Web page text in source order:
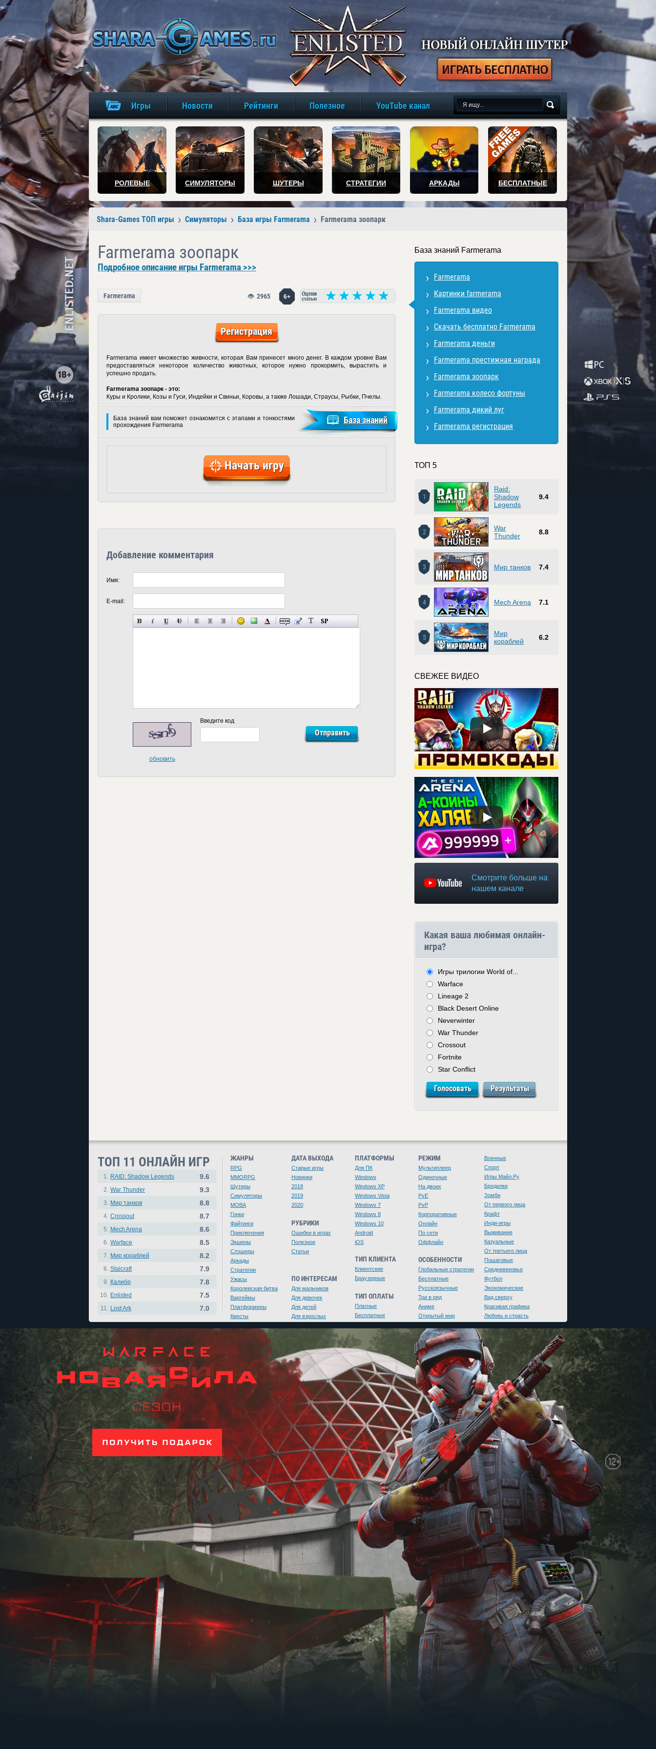
игры онлайн бесплатно
Игры Новости Рейтинги Полезное YouTube канал
РОЛЕВЫЕ СИМУЛЯТОРЫ ШУТЕРЫ СТРАТЕГИИ АРКАДЫ БЕСПЛАТНЫЕ
Shara-Games ТОП игры Симуляторы База игры Farmerama Farmerama зоопарк
Farmerama зоопарк
Подробное описание игры Farmerama >>>
Farmerama 6+
2965
Регистрация
Farmerama имеет множество живности, которая Вам принесет много денег. В каждом уровне Вам
предоставляться некоторое количество животных, которое нужно прокормить, вырастить и
успешно продать.
Farmerama зоопарк - это:
Куры и Кролики, Козы и Гуси, Индейки и Свиньи, Коровы, а также Лошади, Страусы, Рыбки, Пчелы.
База знаний вам поможет ознакомится с этапами и тонкостями
прохождения Farmerama
База знаний
Начать игру
Добавление комментария
Имя:
E-mail:
обновить
Введите код
База знаний Farmerama
Farmerama
Картинки farmerama
Farmerama видео
Скачать бесплатно Farmerama
Farmerama деньги
Farmerama престижная награда
Farmerama зоопарк
Farmerama колесо фортуны
Farmerama дикий луг
Farmerama регистрация
ТОП 5
1
Raid:
Shadow
Legends
9.4
2
War
Thunder
8.8
3 Мир танков 7.4
4 Mech Arena 7.1
5
Мир
кораблей
6.2
СВЕЖЕЕ ВИДЕО
Смотрите больше на
нашем канале
Какая ваша любимая онлайн-
игра?
Игры трилогии World of...
Warface
Lineage 2
Black Desert Online
Neverwinter
War Thunder
Crossout
Fortnite
Star Conflict
ТОП 11 ОНЛАЙН ИГР
1. RAID: Shadow Legends 9.6
2. War Thunder 9.3
3. Мир танков 8.8
4. Crossout 8.7
5. Mech Arena 8.6
6. Warface 8.5
7. Мир кораблей 8.2
8. Stalcraft 7.9
9. Калибр 7.8
10. Enlisted 7.5
11. Lost Ark 7.0
ЖАНРЫ
RPG
MMORPG
Шутеры
Симуляторы
MOBA
Гонки
Файтинги
Приключения
Экшены
Слэшеры
Аркады
Стратегии
Ужасы
Королевская битва
Варгеймы
Платформеры
Квесты
ДАТА ВЫХОДА
Старые игры
Новинки
2018
2019
2020
РУБРИКИ
Ошибки в играх
Полезное
Статьи
ПО ИНТЕРЕСАМ
Для мальчиков
Для девочек
Для детей
Для взрослых
ПЛАТФОРМЫ
Для ПК
Windows
Windows XP
Windows Vista
Windows 7
Windows 8
Windows 10
Android
iOS
ТИП КЛИЕНТА
Клиентские
Браузерные
ТИП ОПЛАТЫ
Платные
Бесплатные
РЕЖИМ
Мультиплеер
Одиночные
На двоих
PvE
PvP
Корпоративные
Онлайн
По сети
Оффлайн
ОСОБЕННОСТИ
Глобальные стратегии
Бесплатные
Русскоязычные
Три в ряд
Аниме
Открытый мир
Военные
Спорт
Игры Майл.Ру
Бродилки
Зомби
От первого лица
Крафт
Инди-игры
Выживание
Казуальные
От третьего лица
Пошаговые
Средневековье
Футбол
Экономические
Вид сверху
Красивая графика
Любовь и страсть